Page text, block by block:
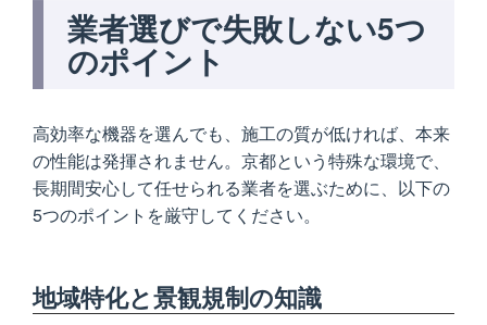
業者選びで失敗しない5つ
のポイント
高効率な機器を選んでも、施工の質が低ければ、本来
の性能は発揮されません。京都という特殊な環境で、
長期間安心して任せられる業者を選ぶために、以下の
5つのポイントを厳守してください。
地域特化と景観規制の知識